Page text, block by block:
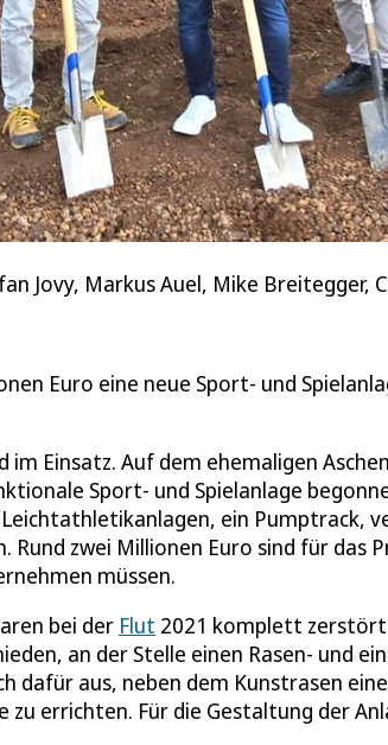
Jovy, Markus Auel, Mike
Euro eine neue Sport- und
Einsatz. Auf dem ehemaligen
Sport- und Spielanlage
ein Pumptrack,
zwei Millionen Euro sind für das
müssen.
bei der Flut 2021 komplett
an der Stelle einen Rasen- und
dafür aus, neben dem Kunstrasen
errichten. Für die Gestaltung der